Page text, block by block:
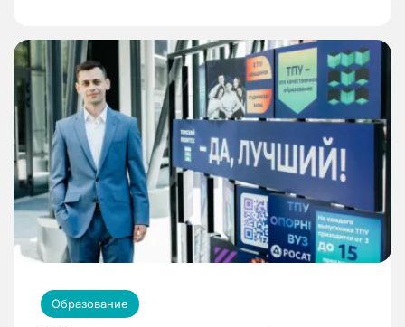
Образование